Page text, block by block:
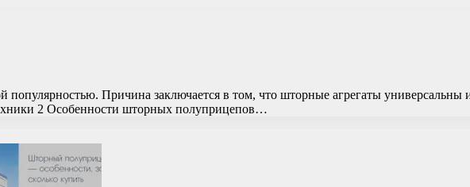
Причина заключается в том, что шторные агрегаты универсальны
2 Особенности шторных полуприцепов…